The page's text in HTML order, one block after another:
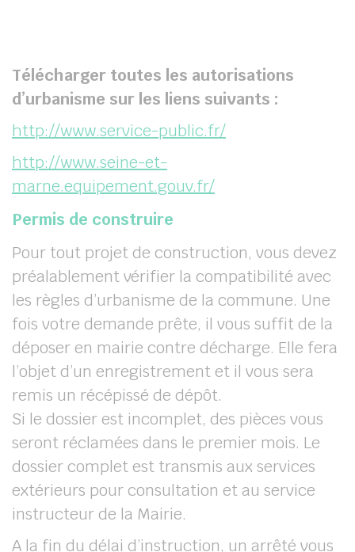
Télécharger toutes les autorisations
d’urbanisme sur les liens suivants :
http://www.service-public.fr/
http://www.seine-et-
marne.equipement.gouv.fr/
Permis de construire
Pour tout projet de construction, vous devez
préalablement vérifier la compatibilité avec
les règles d’urbanisme de la commune. Une
fois votre demande prête, il vous suffit de la
déposer en mairie contre décharge. Elle fera
l’objet d’un enregistrement et il vous sera
remis un récépissé de dépôt.
Si le dossier est incomplet, des pièces vous
seront réclamées dans le premier mois. Le
dossier complet est transmis aux services
extérieurs pour consultation et au service
instructeur de la Mairie.
A la fin du délai d’instruction, un arrêté vous